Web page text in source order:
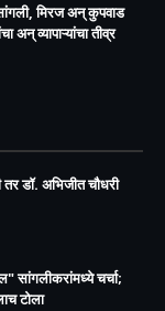
सांगली, मिरज अन् कुपवाड
अन् व्यापाऱ्यांचा तीव्र
तर डॉ. अभिजीत चौधरी
सांगलीकरांमध्ये चर्चा;
टोला